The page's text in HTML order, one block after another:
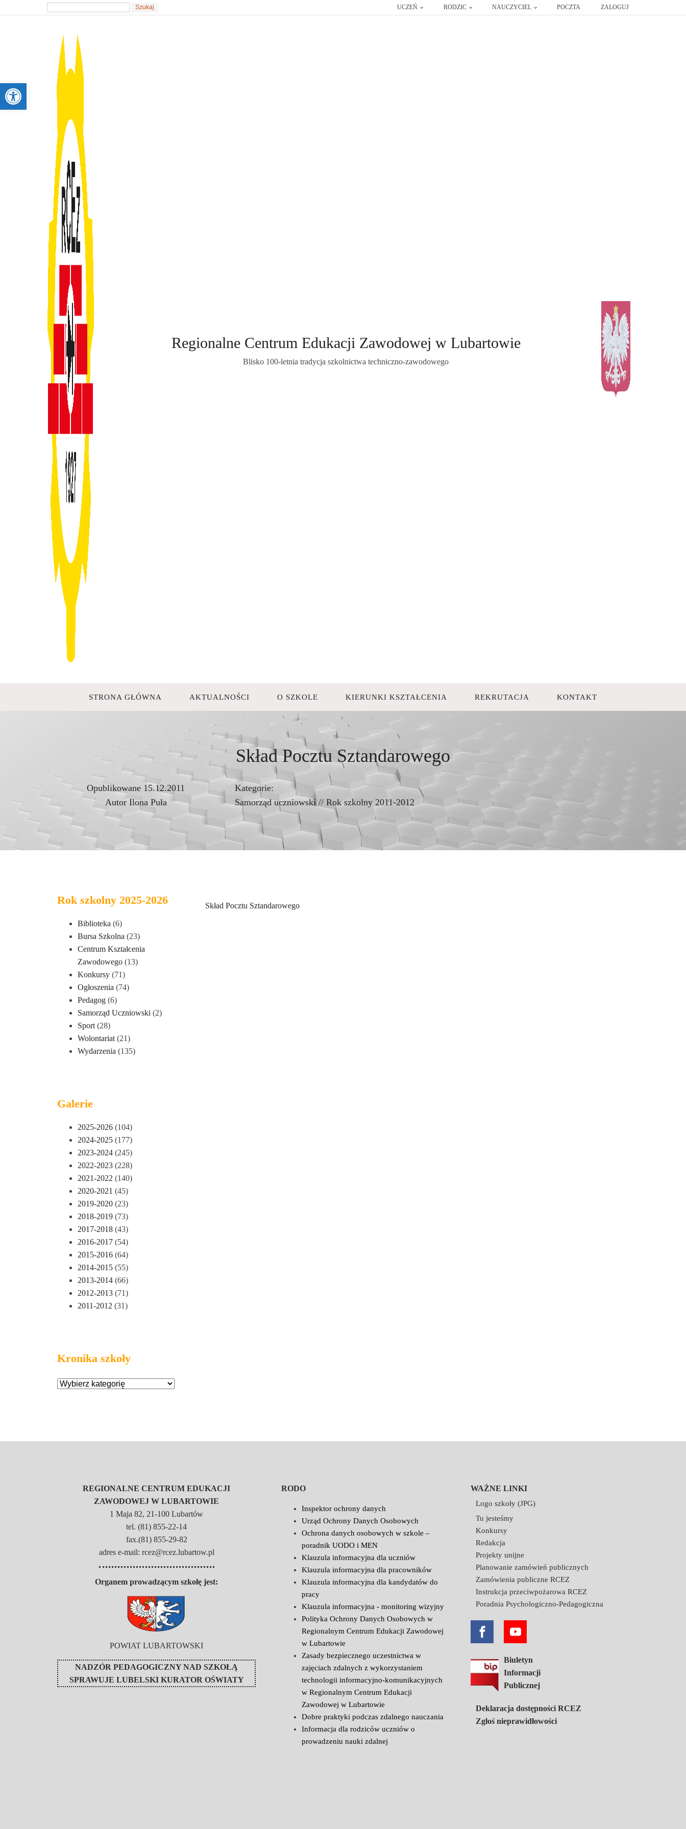
UCZEŃ RODZIC NAUCZYCIEL POCZTA ZALOGUJ
Regionalne Centrum Edukacji Zawodowej w Lubartowie
Blisko 100-letnia tradycja szkolnictwa techniczno-zawodowego
STRONA GŁÓWNA AKTUALNOŚCI O SZKOLE KIERUNKI KSZTAŁCENIA REKRUTACJA KONTAKT
Skład Pocztu Sztandarowego
Opublikowane 15.12.2011
Autor Ilona Puła
Kategorie:
Samorząd uczniowski// Rok szkolny 2011-2012
Rok szkolny 2025-2026
Biblioteka (6)
Bursa Szkolna (23)
Centrum Kształcenia
Zawodowego (13)
Konkursy (71)
Ogłoszenia (74)
Pedagog (6)
Samorząd Uczniowski (2)
Sport (28)
Wolontariat (21)
Wydarzenia (135)
Galerie
2025-2026 (104)
2024-2025 (177)
2023-2024 (245)
2022-2023 (228)
2021-2022 (140)
2020-2021 (45)
2019-2020 (23)
2018-2019 (73)
2017-2018 (43)
2016-2017 (54)
2015-2016 (64)
2014-2015 (55)
2013-2014 (66)
2012-2013 (71)
2011-2012 (31)
Kronika szkoły
Skład Pocztu Sztandarowego
REGIONALNE CENTRUM EDUKACJI
ZAWODOWEJ W LUBARTOWIE
1 Maja 82, 21-100 Lubartów
tel. (81) 855-22-14
fax.(81) 855-29-82
adres e-mail: rcez@rcez.lubartow.pl
Organem prowadzącym szkołę jest:
POWIAT LUBARTOWSKI
NADZÓR PEDAGOGICZNY NAD SZKOŁĄ
SPRAWUJE LUBELSKI KURATOR OŚWIATY
RODO
Inspektor ochrony danych
Urząd Ochrony Danych Osobowych
Ochrona danych osobowych w szkole –
poradnik UODO i MEN
Klauzula informacyjna dla uczniów
Klauzula informacyjna dla pracowników
Klauzula informacyjna dla kandydatów do
pracy
Klauzula informacyjna - monitoring wizyjny
Polityka Ochrony Danych Osobowych w
Regionalnym Centrum Edukacji Zawodowej
w Lubartowie
Zasady bezpiecznego uczestnictwa w
zajęciach zdalnych z wykorzystaniem
technologii informacyjno-komunikacyjnych
w Regionalnym Centrum Edukacji
Zawodowej w Lubartowie
Dobre praktyki podczas zdalnego nauczania
Informacja dla rodziców uczniów o
prowadzeniu nauki zdalnej
WAŻNE LINKI
Logo szkoły (JPG)
Tu jesteśmy
Konkursy
Redakcja
Projekty unijne
Planowanie zamówień publicznych
Zamówienia publiczne RCEZ
Instrukcja przeciwpożarowa RCEZ
Poradnia Psychologiczno-Pedagogiczna
Biuletyn
Informacji
Publicznej
Deklaracja dostępności RCEZ
Zgłoś nieprawidłowości
Otwórz pasek narzędzi